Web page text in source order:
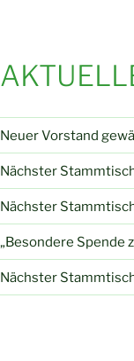
Neuer Vorstand
Nächster
Nächster
„Besondere Spende
Nächster